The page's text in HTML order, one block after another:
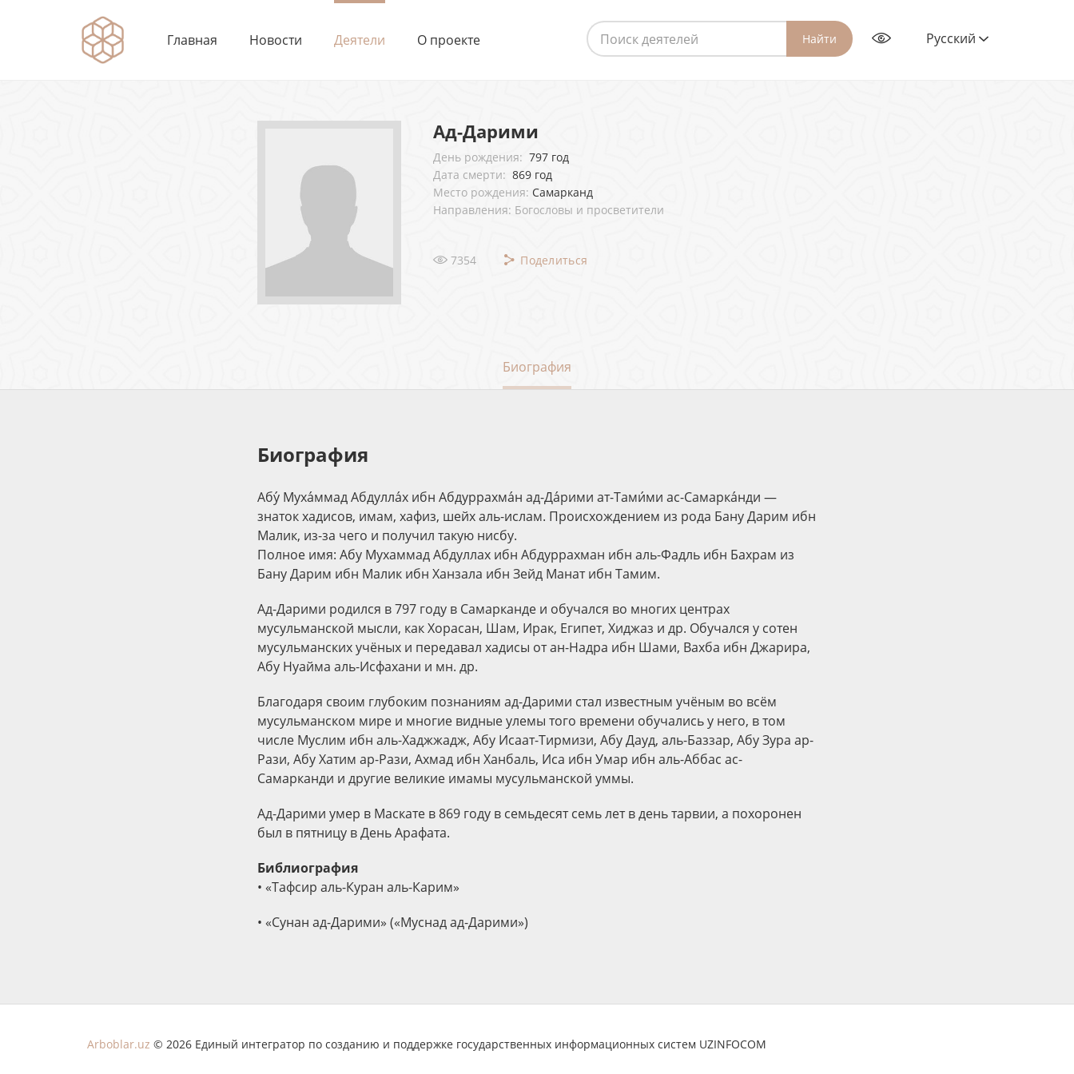
Главная Новости Деятели О проекте Найти Русский
Ад-Дарими
День рождения: 797 год
Дата смерти: 869 год
Место рождения: Самарканд
Направления: Богословы и просветители
7354 Поделиться
Биография
Биография
Абу́ Муха́ммад Абдулла́х ибн Абдуррахма́н ад-Да́рими ат-Тами́ми ас-Самарка́нди —
знаток хадисов, имам, хафиз, шейх аль-ислам. Происхождением из рода Бану Дарим ибн
Малик, из-за чего и получил такую нисбу.
Полное имя: Абу Мухаммад Абдуллах ибн Абдуррахман ибн аль-Фадль ибн Бахрам из
Бану Дарим ибн Малик ибн Ханзала ибн Зейд Манат ибн Тамим.
Ад-Дарими родился в 797 году в Самарканде и обучался во многих центрах
мусульманской мысли, как Хорасан, Шам, Ирак, Египет, Хиджаз и др. Обучался у сотен
мусульманских учёных и передавал хадисы от ан-Надра ибн Шами, Вахба ибн Джарира,
Абу Нуайма аль-Исфахани и мн. др.
Благодаря своим глубоким познаниям ад-Дарими стал известным учёным во всём
мусульманском мире и многие видные улемы того времени обучались у него, в том
числе Муслим ибн аль-Хаджжадж, Абу Исаат-Тирмизи, Абу Дауд, аль-Баззар, Абу Зура ар-
Рази, Абу Хатим ар-Рази, Ахмад ибн Ханбаль, Иса ибн Умар ибн аль-Аббас ас-
Самарканди и другие великие имамы мусульманской уммы.
Ад-Дарими умер в Маскате в 869 году в семьдесят семь лет в день тарвии, а похоронен
был в пятницу в День Арафата.
Библиография
• «Тафсир аль-Куран аль-Карим»
• «Сунан ад-Дарими» («Муснад ад-Дарими»)
Arboblar.uz © 2026 Единый интегратор по созданию и поддержке государственных информационных систем UZINFOCOM